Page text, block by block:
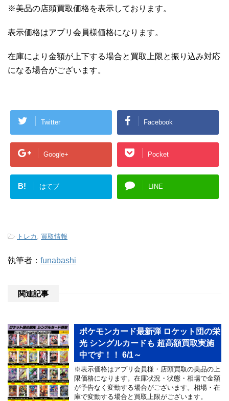
※美品の店頭買取価格を表示しております。
表示価格はアプリ会員様価格になります。
在庫により金額が上下する場合と買取上限と振り込み対応
になる場合がございます。
Twitter Facebook
Google+ Pocket
B! はてブ LINE
- トレカ 買取情報
執筆者： funabashi
関連記事
ポケモンカード最新弾 ロケット団の栄
光 シングルカードも 超高額買取実施
中です！！ 6/1～
※表示価格はアプリ会員様・店頭買取の美品の上
限価格になります。在庫状況・状態・相場で金額
が予告なく変動する場合がございます。相場・在
庫で変動する場合と買取上限がございます。